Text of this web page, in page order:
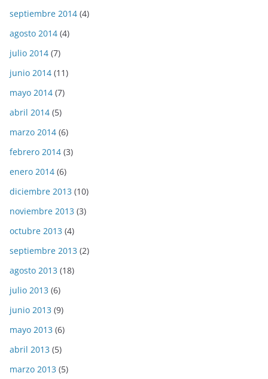
septiembre 2014 (4)
agosto 2014 (4)
julio 2014 (7)
junio 2014 (11)
mayo 2014 (7)
abril 2014 (5)
marzo 2014 (6)
febrero 2014 (3)
enero 2014 (6)
diciembre 2013 (10)
noviembre 2013 (3)
octubre 2013 (4)
septiembre 2013 (2)
agosto 2013 (18)
julio 2013 (6)
junio 2013 (9)
mayo 2013 (6)
abril 2013 (5)
marzo 2013 (5)